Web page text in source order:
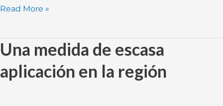
Read More »
Una medida de escasa
aplicación en la región
Una
medida
de
escasa